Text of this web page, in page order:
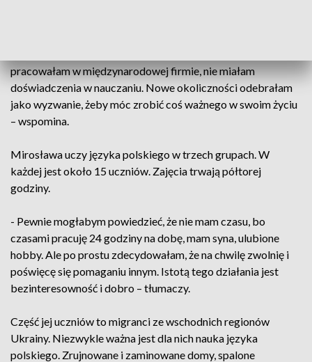
pracowałam w międzynarodowej firmie, nie miałam
doświadczenia w nauczaniu. Nowe okoliczności odebrałam
jako wyzwanie, żeby móc zrobić coś ważnego w swoim życiu
– wspomina.
Mirosława uczy języka polskiego w trzech grupach. W
każdej jest około 15 uczniów. Zajęcia trwają półtorej
godziny.
- Pewnie mogłabym powiedzieć, że nie mam czasu, bo
czasami pracuję 24 godziny na dobę, mam syna, ulubione
hobby. Ale po prostu zdecydowałam, że na chwilę zwolnię i
poświęcę się pomaganiu innym. Istotą tego działania jest
bezinteresowność i dobro – tłumaczy.
Część jej uczniów to migranci ze wschodnich regionów
Ukrainy. Niezwykle ważna jest dla nich nauka języka
polskiego. Zrujnowane i zaminowane domy, spalone